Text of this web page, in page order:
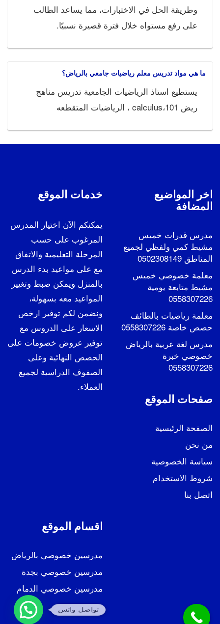
وطريقة الحل في الاختبارات، مما يساعد الطالب
على رفع مستواه خلال فترة قصيرة نسبيًا.
ما هي مواد تدريس معلم رياضيات جامعي بالرياض؟
يستطيع استاذ الرياضيات الجامعية تدريس مناهج
ريض 101،calculus ، الرياضيات المتقطعه
خدمات الموقع
يمكنكم الآن اختيار المدرس
المرغوب على حسب
المرحلة التعليمية والاتفاق
مع على مواعيد بدء الدرس
بالمنزل ويمكن ضبط وتغيير
المواعيد معه بسهولة،
ونضمن لكم توفير ارخص
الاسعار على الدروس مع
توفير عروض خصومات على
الحصص النهائية وعلى
الصفوف الدراسية لجميع
العملاء.
اخر المواضيع
المضافة
مدرس قدرات خميس
مشيط كمي ولفظي لجميع
المناطق 0502308149
معلمة خصوصي خميس
مشيط متابعة يومية
0558307226
معلمة رياضيات بالطائف
حصص خاصة 0558307226
مدرس لغة عربية بالرياض
خصوصي خبرة
0558307226
صفحات الموقع
الصفحة الرئيسية
من نحن
سياسة الخصوصية
شروط الاستخدام
اتصل بنا
اقسام الموقع
مدرسين خصوصى بالرياض
مدرسين خصوصي بجدة
مدرسين خصوصي الدمام
تواصل واتس